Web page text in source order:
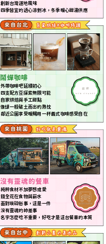
創新台灣道地風味
四季皆宜的透心涼剉冰，冬季暖心甜湯供應
鬧蟬咖啡
外帶咖啡吧延續初心
四支配方豆探索無限可能
自家烘焙與手工甜點
像蟬一般破土而出的熱忱
鄰近公園享受暖陽用一杯義式咖啡感受自在
沒有靈魂的餐車
純粹食材不加夢想或愛
錢全花在食物與薪水
面對瑣碎俗事，這是一件
沒有靈魂的帥差事
名字怎麼唸不重要，好吃才是這台餐車的本質